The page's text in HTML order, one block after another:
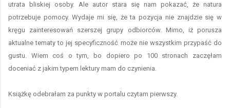
utrata bliskiej osoby. Ale autor stara się nam pokazać, że natura
potrzebuje pomocy. Wydaje mi się, że ta pozycja nie znajdzie się w
kręgu zainteresowań szerszej grupy odbiorców. Mimo, iż porusza
aktualne tematy to jej specyficzność może nie wszystkim przypaść do
gustu. Wiem coś o tym, bo dopiero po 100 stronach zaczęłam
doceniać z jakim typem lektury mam do czynienia.
Książkę odebrałam za punkty w portalu czytam pierwszy.